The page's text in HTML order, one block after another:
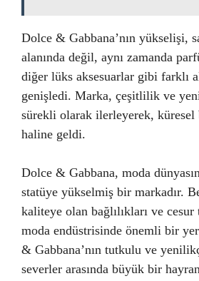
Dolce & Gabbana’nın yükselişi,
alanında değil, aynı zamanda
diğer lüks aksesuarlar gibi farklı
genişledi. Marka, çeşitlilik ve
sürekli olarak ilerleyerek,
haline geldi.
Dolce & Gabbana, moda
statüye yükselmiş bir markadır.
kaliteye olan bağlılıkları ve cesur
moda endüstrisinde önemli bir
& Gabbana’nın tutkulu ve
severler arasında büyük bir